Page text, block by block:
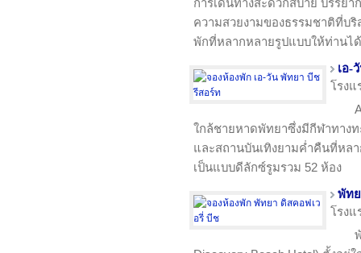
การเดินทางสะดวกสบาย บรรยา
ความสวยงามของธรรมชาติที่บ
พักที่หลากหลายรูปแบบให้ท่านไ
เอ-
โรง
ใกล้ชายหาดพัทยาซึ่งมีกีฬาทาง
และสถานบันเทิงยามค่ำคืนที่หล
เป็นแบบดีลักซ์รูมรวม 52 ห้อง
พัท
โรง